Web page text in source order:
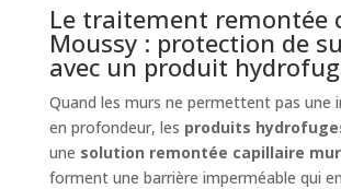
Le traitement remontée
Moussy : protection de
avec un produit
Quand les murs ne permettent pas une
en profondeur, les produits
une solution remontée capillaire mur
forment une barrière imperméable qui